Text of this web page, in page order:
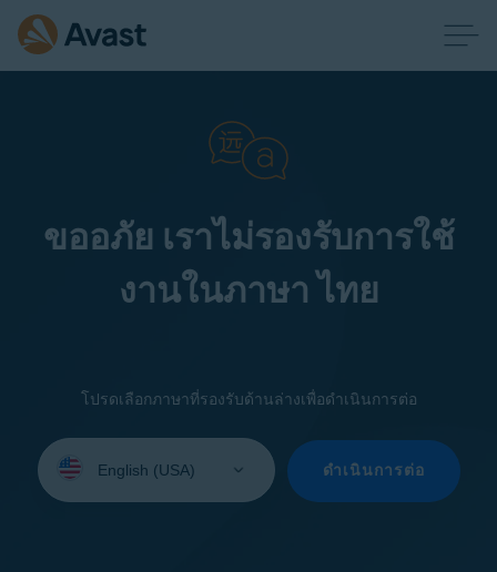
ขออภัย เราไม่รองรับการใช้
งานในภาษา ไทย
โปรดเลือกภาษาที่รองรับด้านล่างเพื่อดำเนินการต่อ
your
ดำเนินการต่อ